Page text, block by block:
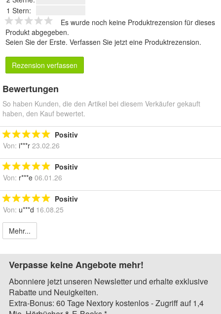
1 Stern:
Es wurde noch keine Produktrezension für dieses
Produkt abgegeben.
Seien Sie der Erste. Verfassen Sie jetzt eine Produktrezension.
Rezension verfassen
Bewertungen
So haben Kunden, die den Artikel bei diesem Verkäufer gekauft
haben, den Kauf bewertet.
Positiv
Von: i***r 23.02.26
Positiv
Von: r***e 06.01.26
Positiv
Von: u***d 16.08.25
Mehr...
Verpasse keine Angebote mehr!
Abonniere jetzt unseren Newsletter und erhalte exklusive
Rabatte und Neuigkeiten.
Extra-Bonus: 60 Tage Nextory kostenlos - Zugriff auf 1,4